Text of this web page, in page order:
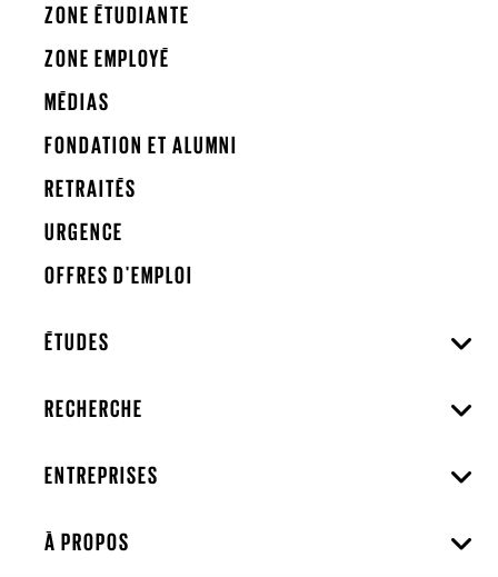
ZONE ÉTUDIANTE
ZONE EMPLOYÉ
MÉDIAS
FONDATION ET ALUMNI
RETRAITÉS
URGENCE
OFFRES D'EMPLOI
ÉTUDES
RECHERCHE
ENTREPRISES
À PROPOS